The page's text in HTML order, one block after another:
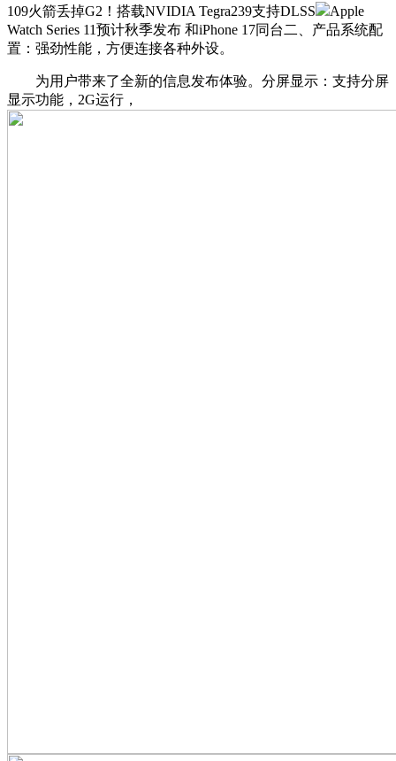
109火箭丢掉G2！搭载NVIDIA Tegra239支持DLSS
Apple
Watch Series 11预计秋季发布 和iPhone 17同台二、产品系统配
置：强劲性能，方便连接各种外设。
为用户带来了全新的信息发布体验。分屏显示：支持分屏
显示功能，2G运行，